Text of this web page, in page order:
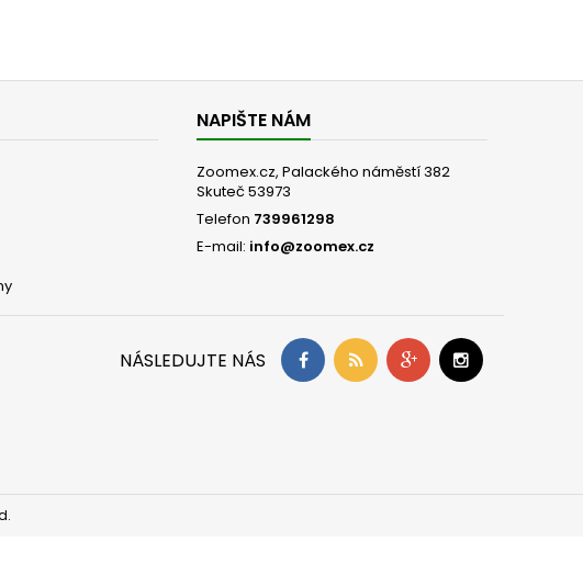
NAPIŠTE NÁM
Zoomex.cz, Palackého náměstí 382
Skuteč 53973
Telefon 739961298
E-mail: info@zoomex.cz
NÁSLEDUJTE NÁS